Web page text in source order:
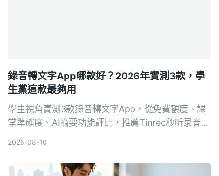
錄音轉文字App哪款好？2026年實測3款，學
生黨這款最夠用
學生視角實測3款錄音轉文字App，從免費額度、課
堂準確度、AI摘要功能評比，推薦Tinrec秒听录音，
2026-08-10